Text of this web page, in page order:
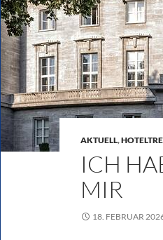
AKTUELL,
ICH
MIR
18. FEBRUAR